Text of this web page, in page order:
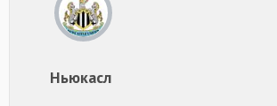
Ньюкасл